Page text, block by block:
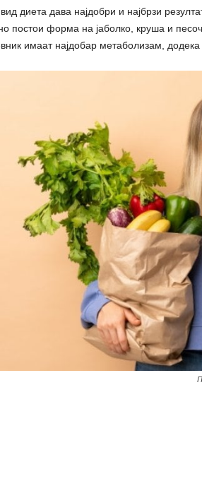
вид диета дава најдобри и најбрзи
постои форма на јаболко, круша и
имаат најдобар метаболизам,